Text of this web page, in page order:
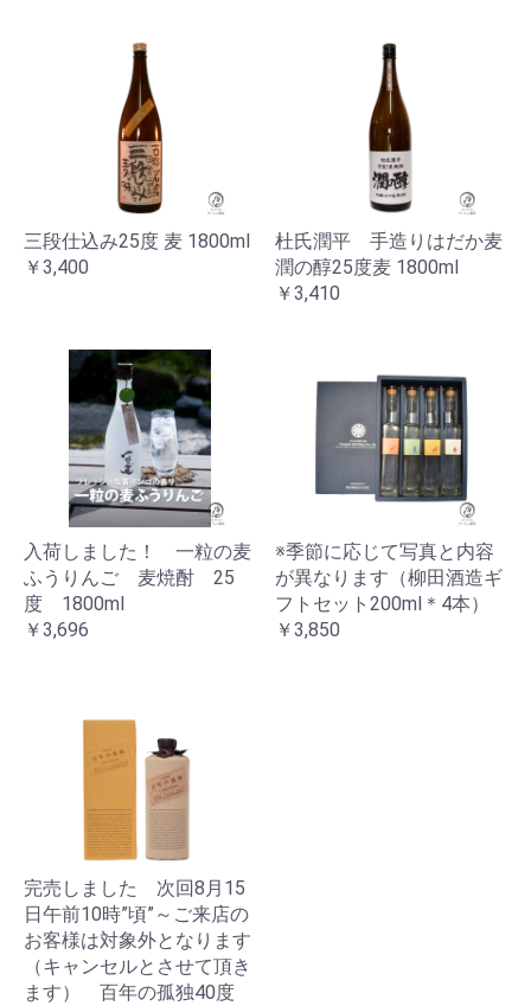
三段仕込み25度 麦 1800ml
￥3,400
杜氏潤平 手造りはだか麦
潤の醇25度麦 1800ml
￥3,410
入荷しました！ 一粒の麦
ふうりんご 麦焼酎 25
度 1800ml
￥3,696
※季節に応じて写真と内容
が異なります（柳田酒造ギ
フトセット200ml＊4本）
￥3,850
完売しました 次回8月15
日午前10時”頃”～ご来店の
お客様は対象外となります
（キャンセルとさせて頂き
ます） 百年の孤独40度